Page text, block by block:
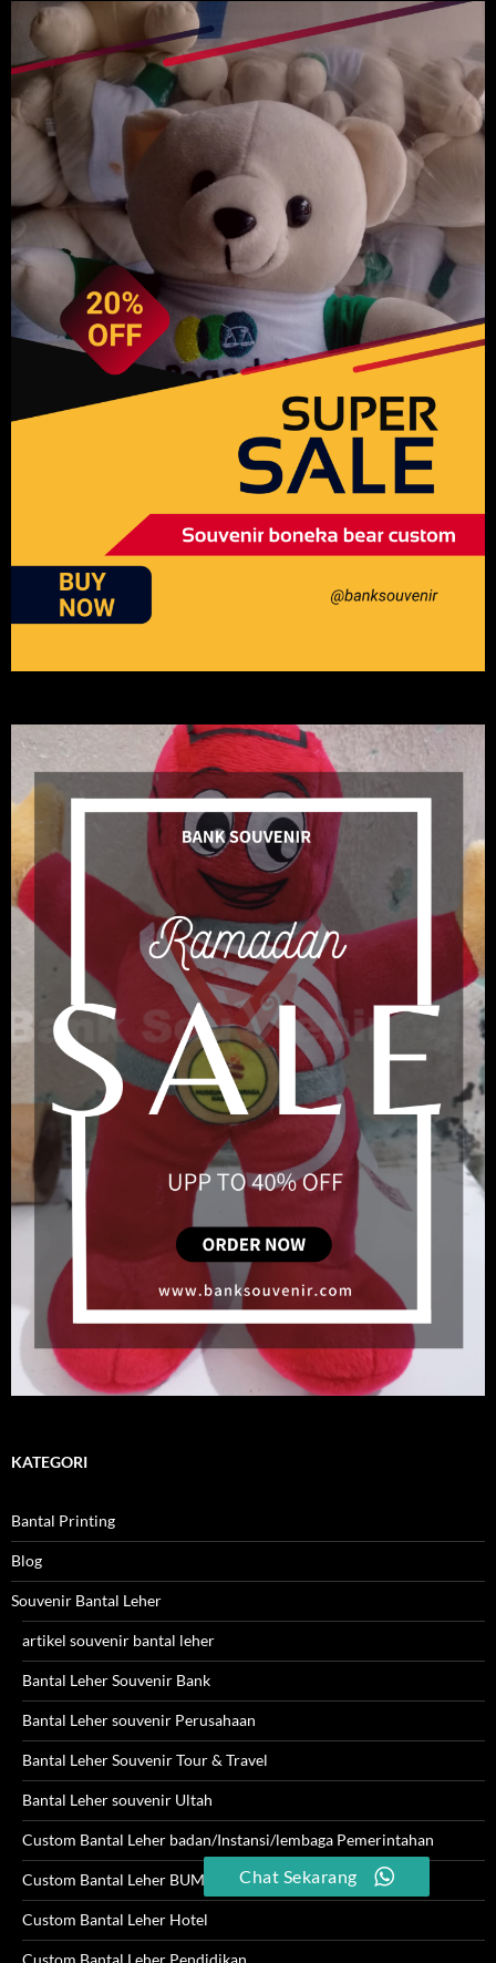
KATEGORI
Bantal Printing
Blog
Souvenir Bantal Leher
artikel souvenir bantal leher
Bantal Leher Souvenir Bank
Bantal Leher souvenir Perusahaan
Bantal Leher Souvenir Tour & Travel
Bantal Leher souvenir Ultah
Custom Bantal Leher badan/Instansi/lembaga Pemerintahan
Custom Bantal Leher BUMN
Custom Bantal Leher Hotel
Custom Bantal Leher Pendidikan
Chat Sekarang